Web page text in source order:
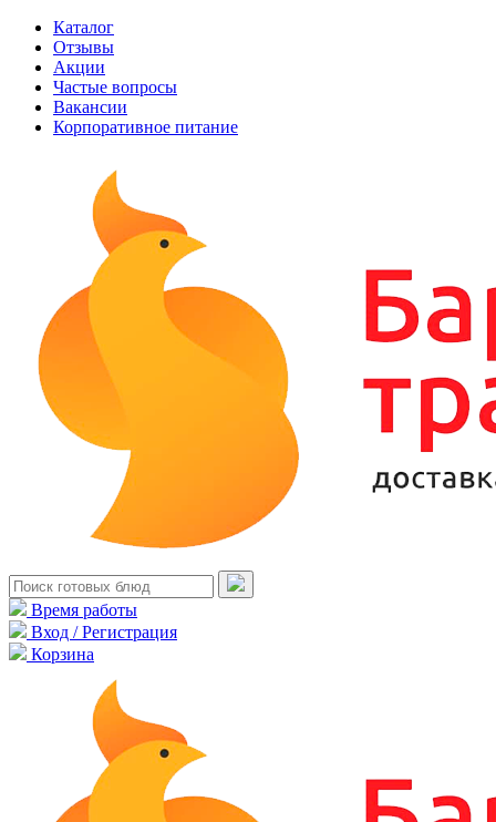
Каталог
Отзывы
Акции
Частые вопросы
Вакансии
Корпоративное питание
Время работы
Вход / Регистрация
Корзина